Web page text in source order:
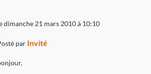
dimanche 21 mars 2010 à 10:10
par Invité